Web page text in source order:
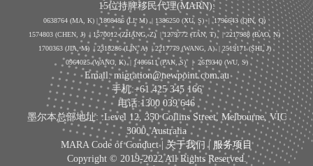
15位持牌移民代理(MARN):
0638764 (MA, K) |1808486 (LI, M) | 1386250 (XU, S)| 1796643 (QIN, Q)
1574803 (CHEN, J) | 1570012 (ZHANG, Z) | 1279772 (TAN, T) | 2217988 (BAO, N)
1700363 (JIA, M) | 2318286 (LIN, A) | 2217779 (WANG, A) | 2519171 (SHI, J)
0964025 (WANG, K) | 1466611 (PAN, S)| 2619340 (WU, S)
Email: migration@newpoint.com.au
手机:+61 425 345 166
电话:1300 039 646
墨尔本总部地址: :Level 12, 350 Collins Street, Melbourne, VIC
3000, Australia
MARA Code of Conduct |关于我们 | 服务项目
Copyright © 2019-2022 All Rights Reserved.